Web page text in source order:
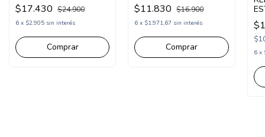
(EX26BTS45)
$17.430 $24.900
6 x $2.905 sin interés
Comprar
PEQUE (GT291311)
$11.830 $16.900
6 x $1.971,67 sin interés
Comprar 6 x